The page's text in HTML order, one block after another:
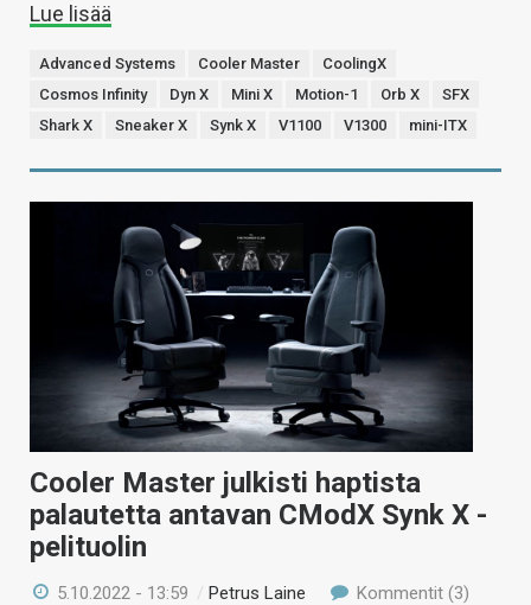
Lue lisää
Advanced Systems Cooler Master
CoolingX
Cosmos Infinity
Dyn X Mini X Motion-1 Orb X
SFX
Shark X
Sneaker X Synk X V1100 V1300 mini-ITX
Cooler Master julkisti haptista
palautetta antavan CModX Synk X -
pelituolin
5.10.2022 - 13:59 /Petrus Laine Kommentit (3)